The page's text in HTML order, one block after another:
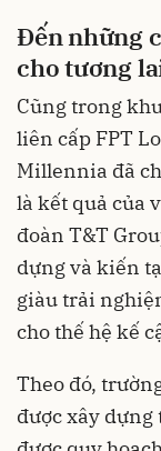
Đến những
cho tương
Cũng trong
liên cấp FPT
Millennia đã
là kết quả của
đoàn T&T
dựng và kiến
giàu trải
cho thế hệ kế
Theo đó,
được xây